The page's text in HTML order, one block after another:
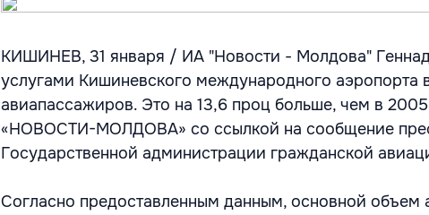
КИШИНЕВ, 31 января / ИА "Новости - Молдова"
услугами Кишиневского международного аэропорта
авиапассажиров. Это на 13,6 проц больше, чем в 2005
«НОВОСТИ-МОЛДОВА» со ссылкой на сообщение
Государственной администрации гражданской
Согласно предоставленным данным, основной объем